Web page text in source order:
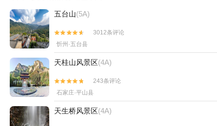
五台山(5A)


3012条评论
忻州·五台县
天桂山风景区(4A)


243条评论
石家庄·平山县
天生桥风景区(4A)